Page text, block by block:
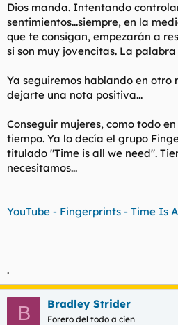
Dios manda. Intentando
sentimientos...siempre, en la
que te consigan, empezarán a
si son muy jovencitas. La palabra
Ya seguiremos hablando en otro
dejarte una nota positiva...
Conseguir mujeres, como todo
tiempo. Ya lo decía el grupo
titulado "Time is all we need".
necesitamos...
YouTube - Fingerprints - Time Is
.
B Bradley Strider
Forero del todo a cien